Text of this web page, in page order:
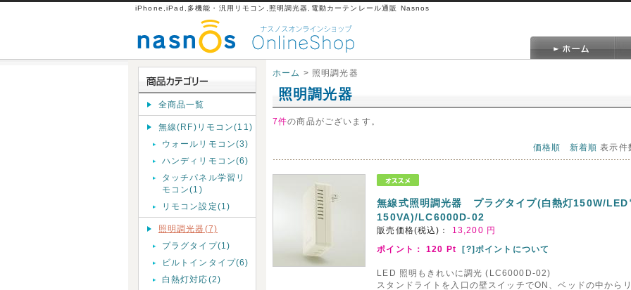
iPhone,iPad,多機能・汎用リモコン,照明調光器,電動カーテンレール通販 Nasnos
全商品一覧
無線(RF)リモコン(11)
ウォールリモコン(3)
ハンディリモコン(6)
タッチパネル学習リ
モコン(1)
リモコン設定(1)
照明調光器(7)
プラグタイプ(1)
ビルトインタイプ(6)
白熱灯対応(2)
ホーム > 照明調光器
照明調光器
7件の商品がございます。
価格順 新着順 表示件
無線式照明調光器 プラグタイプ(白熱灯150W/LED
150VA)/LC6000D-02
販売価格(税込)： 13,200 円
ポイント：120 Pt[?]ポイントについて
LED 照明もきれいに調光 (LC6000D‐02)
スタンドライトを入口の壁スイッチでON、ベッドの中から